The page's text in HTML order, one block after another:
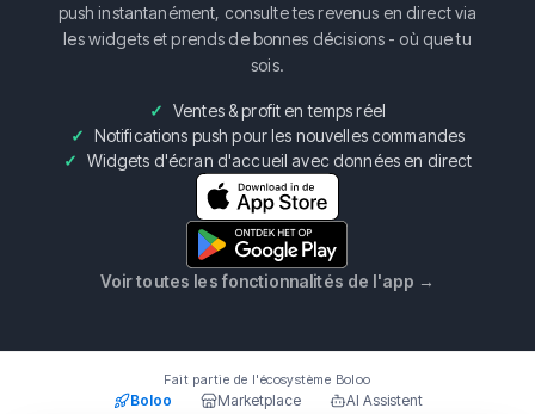
push instantanément, consulte tes revenus en direct via
les widgets et prends de bonnes décisions - où que tu
sois.
Ventes & profit en temps réel
Notifications push pour les nouvelles commandes
Widgets d'écran d'accueil avec données en direct
Voir toutes les fonctionnalités de l'app →
Fait partie de l'écosystème Boloo
Boloo Marketplace AI Assistent